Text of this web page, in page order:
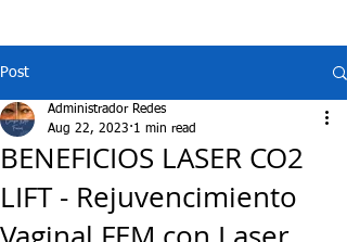
Post
BENEFICIOS LASER CO2
LIFT - Rejuvencimiento
Administrador Redes
Aug 22, 2023 1 min read